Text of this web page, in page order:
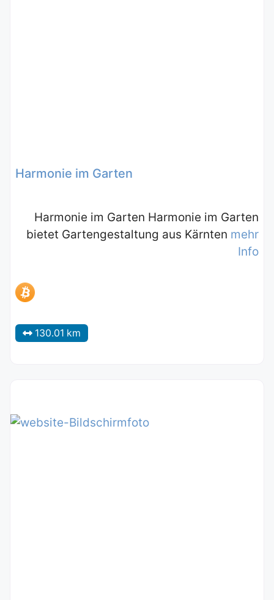
Harmonie im Garten
Harmonie im Garten Harmonie im Garten
bietet Gartengestaltung aus Kärnten mehr
Info
130.01 km